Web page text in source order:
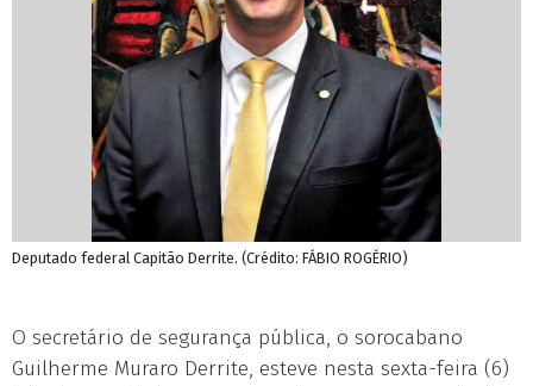
Deputado federal Capitão Derrite. (Crédito: FÁBIO ROGÉRIO)
O secretário de segurança pública, o sorocabano
Guilherme Muraro Derrite, esteve nesta sexta-feira (6)